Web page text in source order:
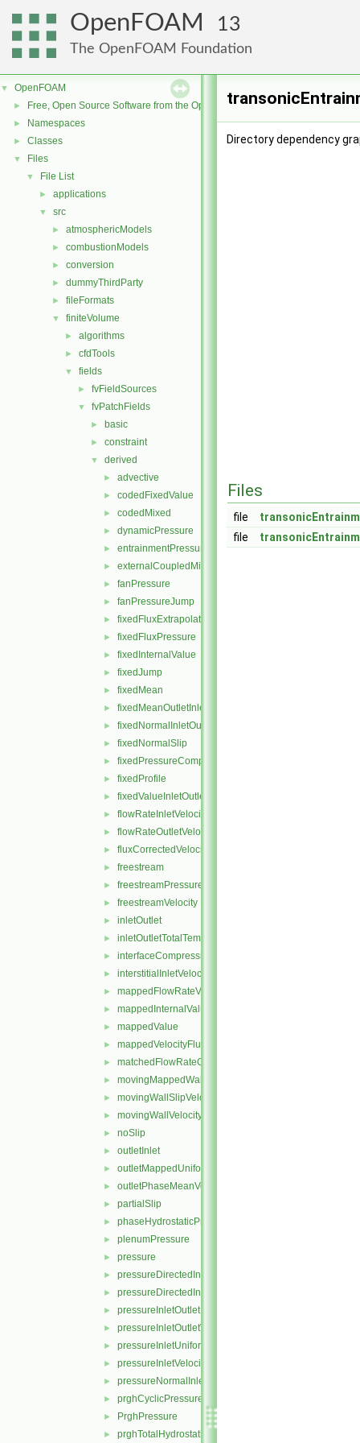
OpenFOAM 13
The OpenFOAM Foundation
▼ OpenFOAM
► Free, Open Source Software from the OpenFOAM Foundation
► Namespaces
► Classes
▼ Files
▼ File List
► applications
▼ src
► atmosphericModels
► combustionModels
► conversion
► dummyThirdParty
► fileFormats
▼ finiteVolume
► algorithms
► cfdTools
▼ fields
► fvFieldSources
▼ fvPatchFields
► basic
► constraint
▼ derived
► advective
► codedFixedValue
► codedMixed
► dynamicPressure
► entrainmentPressure
► externalCoupledMixed
► fanPressure
► fanPressureJump
► fixedFluxExtrapolatedPressure
► fixedFluxPressure
► fixedInternalValue
► fixedJump
► fixedMean
► fixedMeanOutletInlet
► fixedNormalInletOutletVelocity
► fixedNormalSlip
► fixedPressureCompressibleDensity
► fixedProfile
► fixedValueInletOutlet
► flowRateInletVelocity
► flowRateOutletVelocity
► fluxCorrectedVelocity
► freestream
► freestreamPressure
► freestreamVelocity
► inletOutlet
► inletOutletTotalTemperature
► interfaceCompression
► interstitialInletVelocity
► mappedFlowRateVelocity
► mappedInternalValue
► mappedValue
► mappedVelocityFlux
► matchedFlowRateOutletVelocity
► movingMappedWallVelocity
► movingWallSlipVelocity
► movingWallVelocity
► noSlip
► outletInlet
► outletMappedUniformInlet
► outletPhaseMeanVelocity
► partialSlip
► phaseHydrostaticPressure
► plenumPressure
► pressure
► pressureDirectedInletOutletVelocity
► pressureDirectedInletVelocity
► pressureInletOutletParSlipVelocity
► pressureInletOutletVelocity
► pressureInletUniformVelocity
► pressureInletVelocity
► pressureNormalInletOutletVelocity
► prghCyclicPressure
► PrghPressure
► prghTotalHydrostaticPressure
Directory dependency
Files
file
file